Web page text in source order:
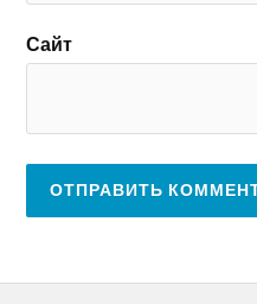
Сайт